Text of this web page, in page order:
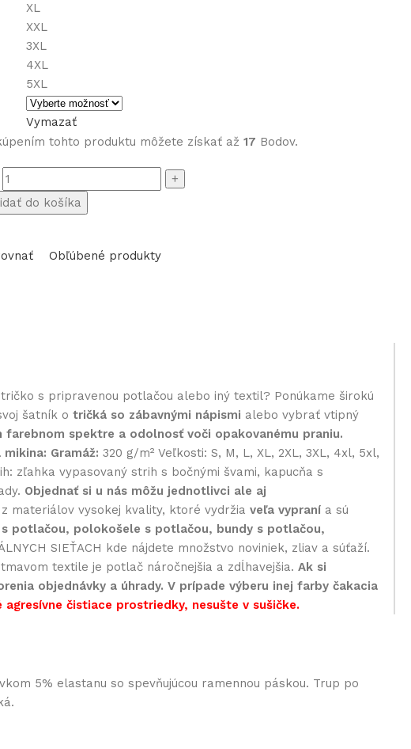
XL
XXL
3XL
4XL
5XL
Vymazať
tohto produktu môžete získať až 17 Bodov.
do košíka
Obľúbené produkty
s pripravenou potlačou alebo iný textil? Ponúkame širokú
šatník o tričká so zábavnými nápismi alebo vybrať vtipný
spektre a odolnosť voči opakovanému praniu.
mikina: Gramáž: 320 g/m² Veľkosti: S, M, L, XL, 2XL, 3XL, 4xl, 5xl,
zľahka vypasovaný strih s bočnými švami, kapucňa s
Objednať si u nás môžu jednotlivci ale aj
materiálov vysokej kvality, ktoré vydržia veľa vypraní a sú
s potlačou, polokošele s potlačou, bundy s potlačou,
SIEŤACH kde nájdete množstvo noviniek, zliav a súťaží.
textile je potlač náročnejšia a zdĺhavejšia. Ak si
objednávky a úhrady. V prípade výberu inej farby čakacia
čistiace prostriedky, nesušte v sušičke.
5% elastanu so spevňujúcou ramennou páskou. Trup po